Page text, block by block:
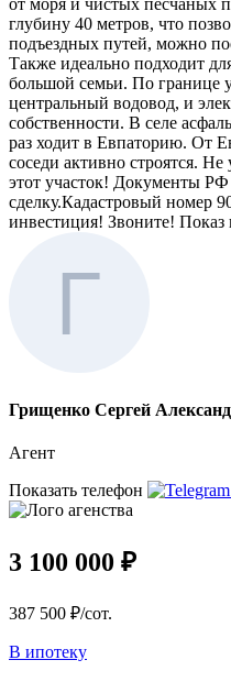
глубину 40 метров, что
подъездных путей, можно
Также идеально подходит
большой семьи. По границе
центральный водовод, и
собственности. В селе
раз ходит в Евпаторию. От
соседи активно строятся.
этот участок! Документы
сделку.Кадастровый номер
инвестиция! Звоните! Показ
Грищенко Сергей
Агент
Показать телефон
3 100 000 ₽
387 500 ₽/сот.
В ипотеку